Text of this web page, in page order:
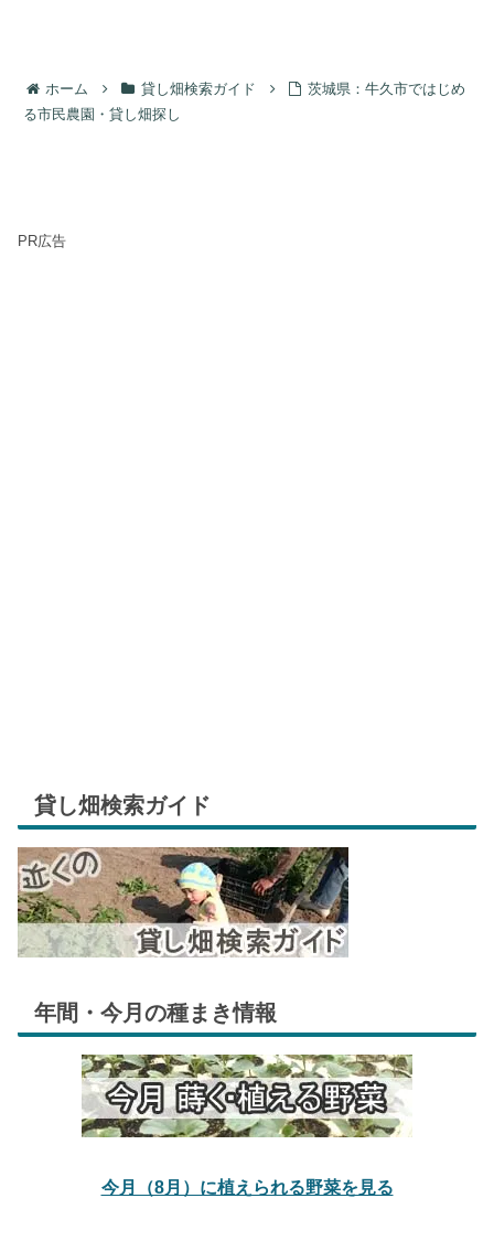
ホーム 貸し畑検索ガイド
茨城県：牛久市ではじめ
る市民農園・貸し畑探し
PR広告
貸し畑検索ガイド
年間・今月の種まき情報
今月（8月）に植えられる野菜を見る